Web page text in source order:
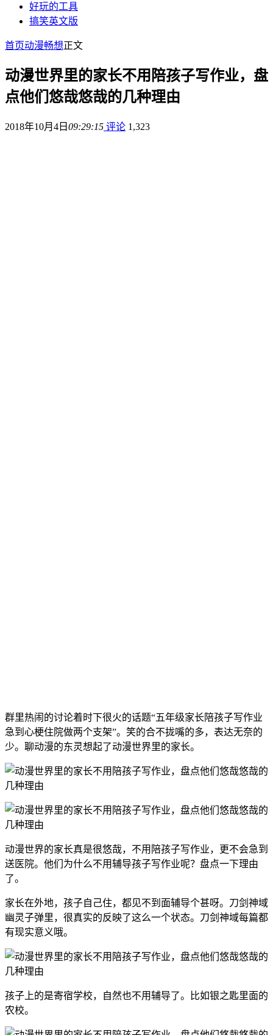
好玩的工具
搞笑英文版
首页动漫畅想正文
动漫世界里的家长不用陪孩子写作业，盘
点他们悠哉悠哉的几种理由
2018年10月4日 09:29:15 评论 1,323
群里热闹的讨论着时下很火的话题“五年级家长陪孩子写作业
急到心梗住院做两个支架”。笑的合不拢嘴的多，表达无奈的
少。聊动漫的东灵想起了动漫世界里的家长。
动漫世界的家长真是很悠哉，不用陪孩子写作业，更不会急到
送医院。他们为什么不用辅导孩子写作业呢？盘点一下理由
了。
家长在外地，孩子自己住，都见不到面辅导个甚呀。刀剑神域
幽灵子弹里，很真实的反映了这么一个状态。刀剑神域每篇都
有现实意义哦。
孩子上的是寄宿学校，自然也不用辅导了。比如银之匙里面的
农校。